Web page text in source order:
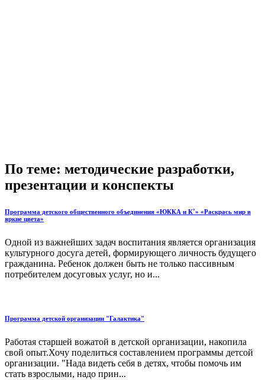
По теме: методические разработки,
презентации и конспекты
Программа детского общественного объединения «ЮККА и К˚» «Раскрась мир в
яркие цвета»
Одной из важнейших задач воспитания является организация
культурного досуга детей, формирующего личность будущего
гражданина. Ребенок должен быть не только пассивным
потребителем досуговых услуг, но и...
Программа детской организации "Галактика"
Работая старшей вожатой в детской организации, накопила
свой опыт.Хочу поделиться составлением программы детсой
организации. "Нада видеть себя в детях, чтобы помочь им
стать взрослыми, надо прин...